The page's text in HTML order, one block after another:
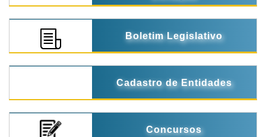
Boletim Legislativo
Cadastro de Entidades
Concursos